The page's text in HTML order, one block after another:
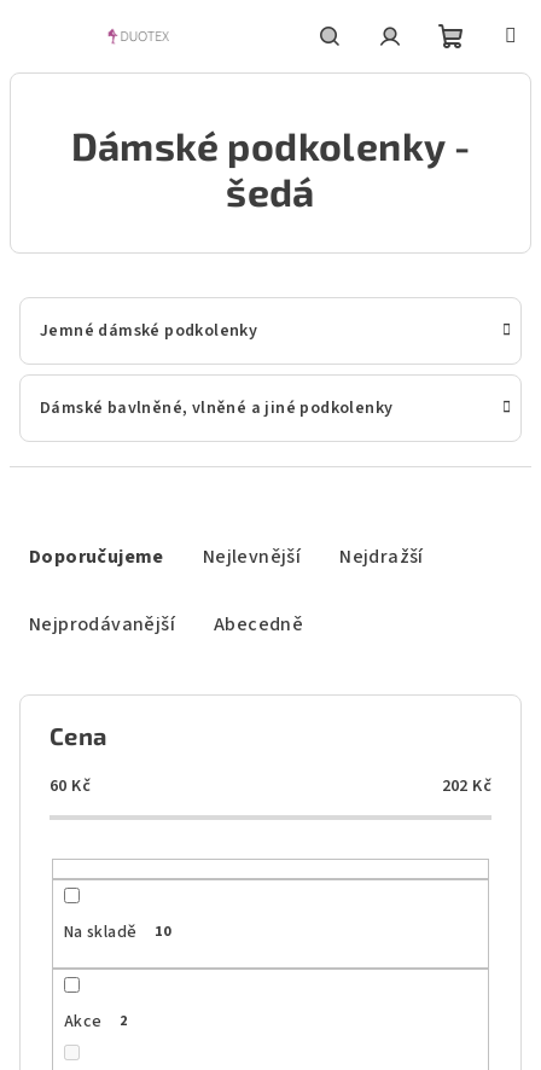
HledatPřihlášeníNákupní
košík
Dámské podkolenky -
šedá
Jemné dámské podkolenky
Dámské bavlněné, vlněné a jiné podkolenky
Doporučujeme Nejlevnější Nejdražší
Nejprodávanější Abecedně
Cena
60 Kč 202 Kč
Na skladě 10
Akce 2